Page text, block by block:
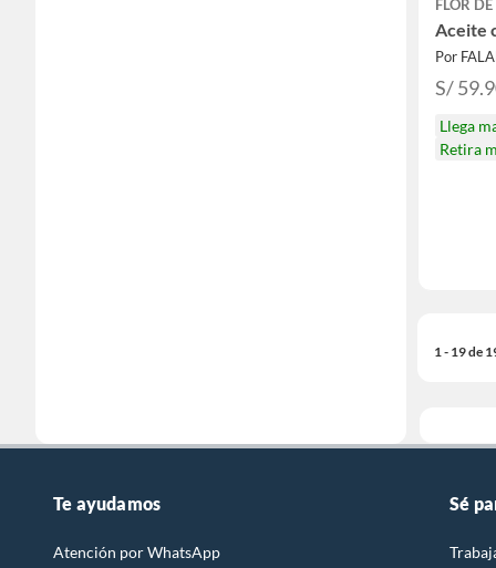
FLOR
Aceite
Por
S/
Llega
Retira
1 - 19 de
Te ayudamos
Atención por WhatsApp
Sé